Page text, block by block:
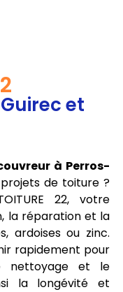
et
à Perros-
de toiture ?
22, votre
la réparation et la
ardoises ou zinc.
rapidement pour
nettoyage et le
la longévité et